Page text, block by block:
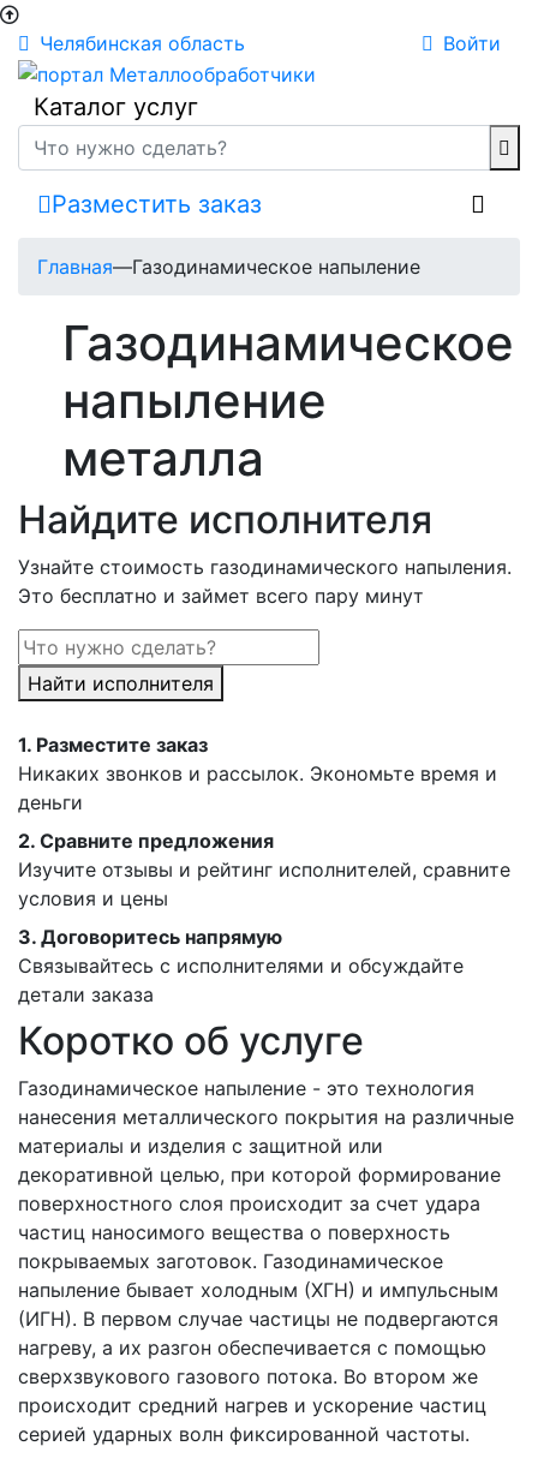
Челябинская область Войти
Каталог услуг
Разместить заказ
Главная—Газодинамическое напыление
Газодинамическое
напыление
металла
Найдите исполнителя
Узнайте стоимость газодинамического напыления.
Это бесплатно и займет всего пару минут
Найти исполнителя
1. Разместите заказ
Никаких звонков и рассылок. Экономьте время и
деньги
2. Сравните предложения
Изучите отзывы и рейтинг исполнителей, сравните
условия и цены
3. Договоритесь напрямую
Связывайтесь с исполнителями и обсуждайте
детали заказа
Коротко об услуге
Газодинамическое напыление - это технология
нанесения металлического покрытия на различные
материалы и изделия с защитной или
декоративной целью, при которой формирование
поверхностного слоя происходит за счет удара
частиц наносимого вещества о поверхность
покрываемых заготовок. Газодинамическое
напыление бывает холодным (ХГН) и импульсным
(ИГН). В первом случае частицы не подвергаются
нагреву, а их разгон обеспечивается с помощью
сверхзвукового газового потока. Во втором же
происходит средний нагрев и ускорение частиц
серией ударных волн фиксированной частоты.